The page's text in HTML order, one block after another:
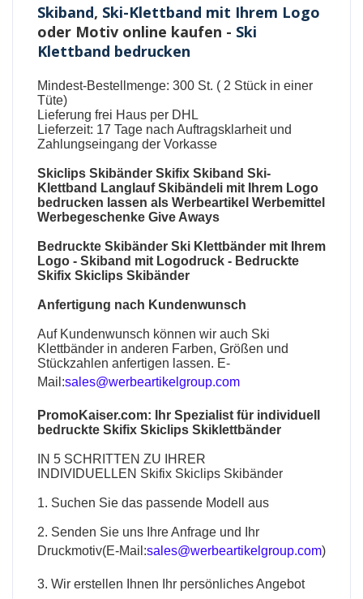
Skiband, Ski-Klettband mit Ihrem Logo
oder Motiv online kaufen - Ski
Klettband bedrucken
Mindest-Bestellmenge: 300 St. ( 2 Stück in einer
Tüte)
Lieferung frei Haus per DHL
Lieferzeit: 17 Tage nach Auftragsklarheit und
Zahlungseingang der Vorkasse
Skiclips Skibänder Skifix Skiband Ski-
Klettband Langlauf Skibändeli mit Ihrem Logo
bedrucken lassen als Werbeartikel Werbemittel
Werbegeschenke Give Aways
Bedruckte Skibänder Ski Klettbänder mit Ihrem
Logo - Skiband mit Logodruck - Bedruckte
Skifix Skiclips Skibänder
Anfertigung nach Kundenwunsch
Auf Kundenwunsch können wir auch Ski
Klettbänder in anderen Farben, Größen und
Stückzahlen anfertigen lassen. E-
Mail:sales@werbeartikelgroup.com
PromoKaiser.com: Ihr Spezialist für individuell
bedruckte Skifix Skiclips Skiklettbänder
IN 5 SCHRITTEN ZU IHRER
INDIVIDUELLEN Skifix Skiclips Skibänder
1. Suchen Sie das passende Modell aus
2. Senden Sie uns Ihre Anfrage und Ihr
Druckmotiv(E-Mail:sales@werbeartikelgroup.com)
3. Wir erstellen Ihnen Ihr persönliches Angebot